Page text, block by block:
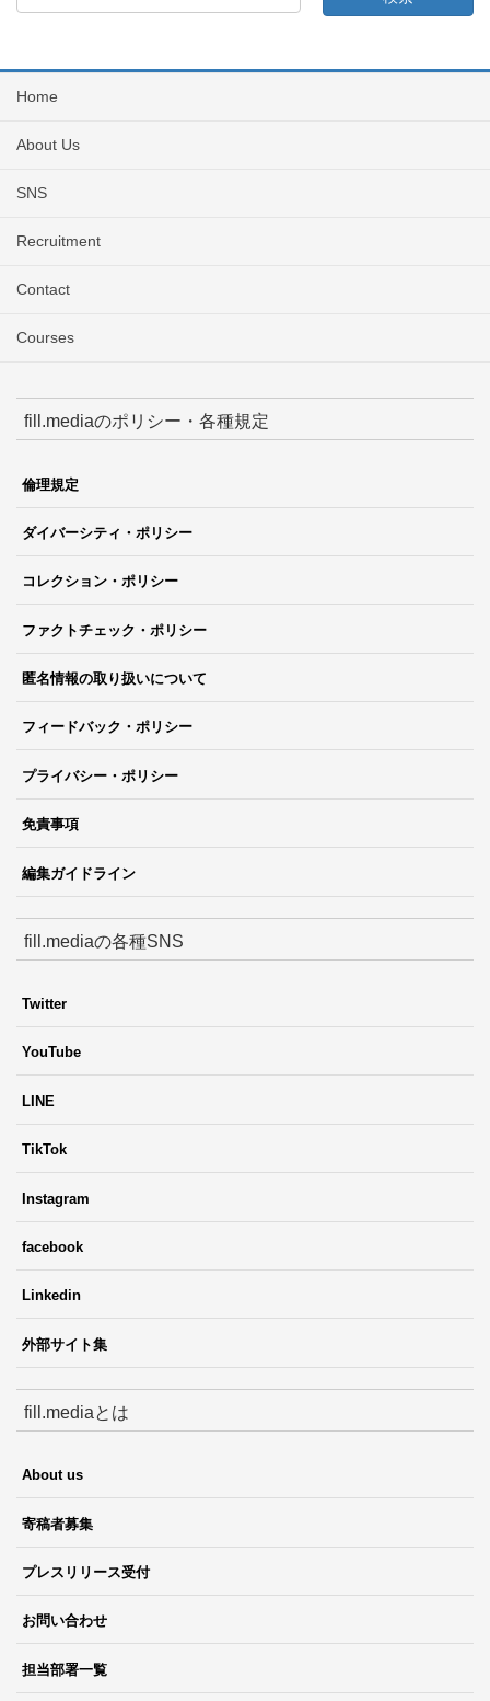
Home
About Us
SNS
Recruitment
Contact
Courses
fill.mediaのポリシー・各種規定
倫理規定
ダイバーシティ・ポリシー
コレクション・ポリシー
ファクトチェック・ポリシー
匿名情報の取り扱いについて
フィードバック・ポリシー
プライバシー・ポリシー
免責事項
編集ガイドライン
fill.mediaの各種SNS
Twitter
YouTube
LINE
TikTok
Instagram
facebook
Linkedin
外部サイト集
fill.mediaとは
About us
寄稿者募集
プレスリリース受付
お問い合わせ
担当部署一覧